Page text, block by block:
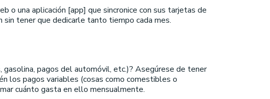
o una aplicación [app] que sincronice con sus tarjetas de
sin tener que dedicarle tanto tiempo cada mes.
gasolina, pagos del automóvil, etc.)? Asegúrese de tener
los pagos variables (cosas como comestibles o
cuánto gasta en ello mensualmente.